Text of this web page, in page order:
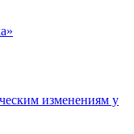
изменениям у